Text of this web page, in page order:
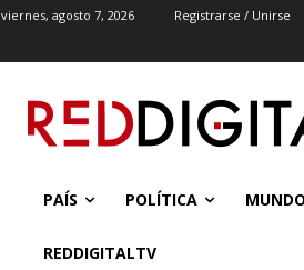
viernes, agosto 7, 2026 Registrarse / Unirse
PAÍS POLÍTICA MUNDO
REDDIGITALTV